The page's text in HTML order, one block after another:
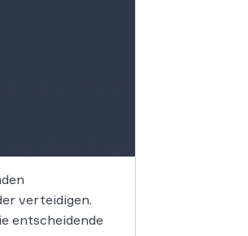
verteidigen.
entscheidende